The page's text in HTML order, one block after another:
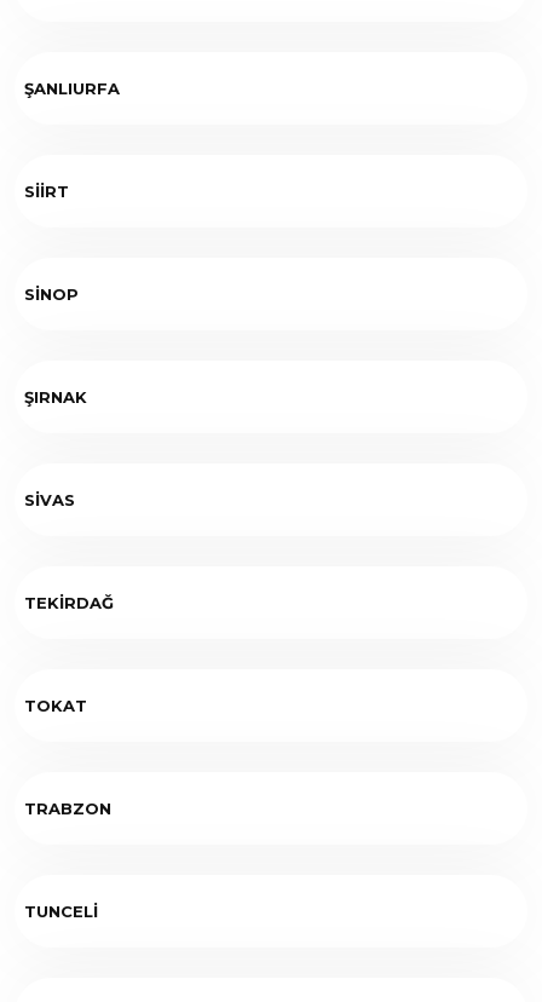
ŞANLIURFA
SİİRT
SİNOP
ŞIRNAK
SİVAS
TEKİRDAĞ
TOKAT
TRABZON
TUNCELİ